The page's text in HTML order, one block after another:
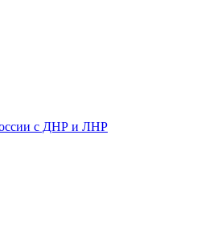
с ДНР и ЛНР